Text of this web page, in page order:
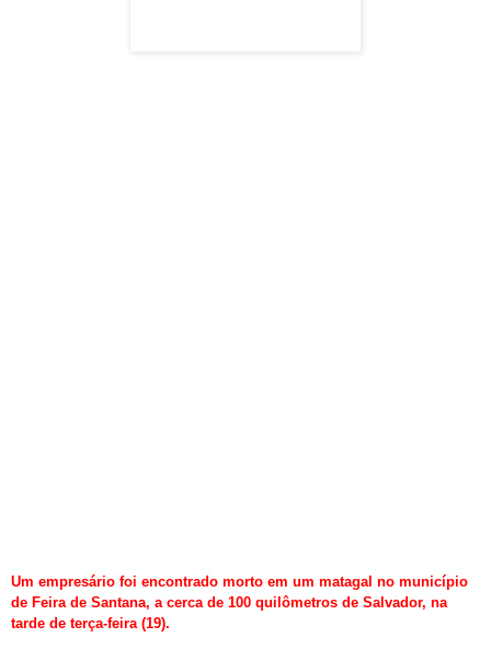
Um empresário foi encontrado morto em um matagal no município
de Feira de Santana, a cerca de 100 quilômetros de Salvador, na
tarde de terça-feira (19).